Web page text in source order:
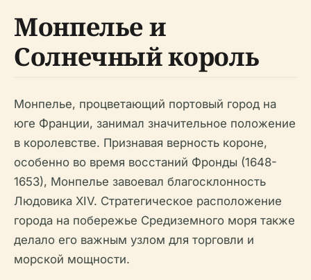
Монпелье и
Солнечный король
Монпелье, процветающий портовый город на
юге Франции, занимал значительное положение
в королевстве. Признавая верность короне,
особенно во время восстаний Фронды (1648-
1653), Монпелье завоевал благосклонность
Людовика XIV. Стратегическое расположение
города на побережье Средиземного моря также
делало его важным узлом для торговли и
морской мощности.